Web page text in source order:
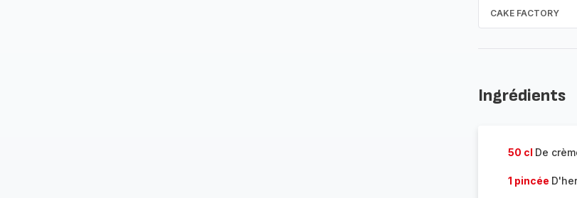
CAKE FACTORY
Ingrédients
50 cl De
1 pincée